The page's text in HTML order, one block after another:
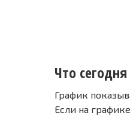
Что
График
Если на